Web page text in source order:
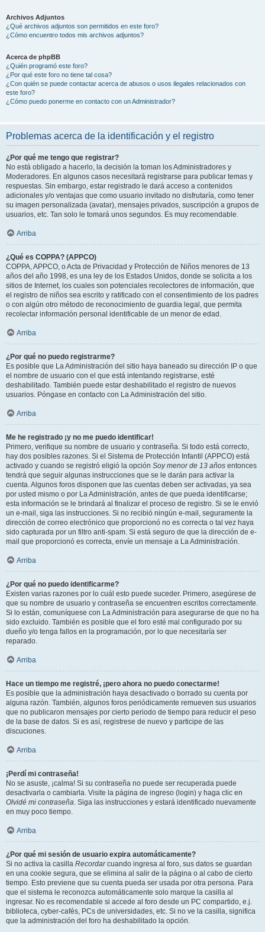
Archivos Adjuntos
¿Qué archivos adjuntos son permitidos en este foro?
¿Cómo encuentro todos mis archivos adjuntos?
Acerca de phpBB
¿Quién programó este foro?
¿Por qué este foro no tiene tal cosa?
¿Con quién se puede contactar acerca de abusos o usos ilegales relacionados con
este foro?
¿Cómo puedo ponerme en contacto con un Administrador?
Problemas acerca de la identificación y el registro
¿Por qué me tengo que registrar?
No está obligado a hacerlo, la decisión la toman los Administradores y
Moderadores. En algunos casos necesitará registrarse para publicar temas y
respuestas. Sin embargo, estar registrado le dará acceso a contenidos
adicionales y/o ventajas que como usuario invitado no disfrutaría, como tener
su imagen personalizada (avatar), mensajes privados, suscripción a grupos de
usuarios, etc. Tan solo le tomará unos segundos. Es muy recomendable.
Arriba
¿Qué es COPPA? (APPCO)
COPPA, APPCO, o Acta de Privacidad y Protección de Niños menores de 13
años del año 1998, es una ley de los Estados Unidos, donde se solicita a los
sitios de Internet, los cuales son potenciales recolectores de información, que
el registro de niños sea escrito y ratificado con el consentimiento de los padres
o con algún otro método de reconocimiento de guardia legal, que permita
recolectar información personal identificable de un menor de edad.
Arriba
¿Por qué no puedo registrarme?
Es posible que La Administración del sitio haya baneado su dirección IP o que
el nombre de usuario con el que está intentando registrarse, esté
deshabilitado. También puede estar deshabilitado el registro de nuevos
usuarios. Póngase en contacto con La Administración del sitio.
Arriba
Me he registrado ¡y no me puedo identificar!
Primero, verifique su nombre de usuario y contraseña. Si todo está correcto,
hay dos posibles razones. Si el Sistema de Protección Infantil (APPCO) está
activado y cuando se registró eligió la opción Soy menor de 13 años entonces
tendrá que seguir algunas instrucciones que se le darán para activar la
cuenta. Algunos foros disponen que las cuentas deben ser activadas, ya sea
por usted mismo o por La Administración, antes de que pueda identificarse;
esta información se le brindará al finalizar el proceso de registro. Si se le envió
un e-mail, siga las instrucciones. Si no recibió ningún e-mail, seguramente la
dirección de correo electrónico que proporcionó no es correcta o tal vez haya
sido capturada por un filtro anti-spam. Si está seguro de que la dirección de e-
mail que proporcionó es correcta, envíe un mensaje a La Administración.
Arriba
¿Por qué no puedo identificarme?
Existen varias razones por lo cuál esto puede suceder. Primero, asegúrese de
que su nombre de usuario y contraseña se encuentren escritos correctamente.
Si lo están, comuníquese con La Administración para asegurarse de que no ha
sido excluido. También es posible que el foro esté mal configurado por su
dueño y/o tenga fallos en la programación, por lo que necesitaría ser
reparado.
Arriba
Hace un tiempo me registré, ¡pero ahora no puedo conectarme!
Es posible que la administración haya desactivado o borrado su cuenta por
alguna razón. También, algunos foros periódicamente remueven sus usuarios
que no publicaron mensajes por cierto periodo de tiempo para reducir el peso
de la base de datos. Si es así, registrese de nuevo y participe de las
discuciones.
Arriba
¡Perdí mi contraseña!
No se asuste, ¡calma! Si su contraseña no puede ser recuperada puede
desactivarla o cambiarla. Visite la página de ingreso (login) y haga clic en
Olvidé mi contraseña. Siga las instrucciones y estará identificado nuevamente
en muy poco tiempo.
Arriba
¿Por qué mi sesión de usuario expira automáticamente?
Si no activa la casilla Recordarcuando ingresa al foro, sus datos se guardan
en una cookie segura, que se elimina al salir de la página o al cabo de cierto
tiempo. Esto previene que su cuenta pueda ser usada por otra persona. Para
que el sistema le reconozca automáticamente solo marque la casilla al
ingresar. No es recomendable si accede al foro desde un PC compartido, e.j.
biblioteca, cyber-cafés, PCs de universidades, etc. Si no ve la casilla, significa
que la administración del foro ha deshabilitado la opción.